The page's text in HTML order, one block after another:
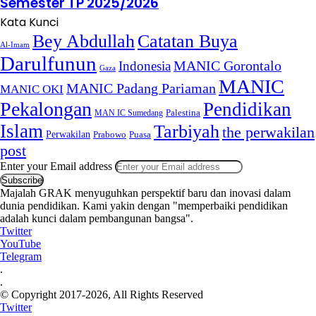
Kata Kunci
Al-Imam Bey AbdullahCatatan Buya
Darulfunun Gaza IndonesiaMANIC Gorontalo
MANIC OKI MANIC Padang Pariaman MANIC
Pekalongan MAN IC Sumedang Palestina Pendidikan
Islam Perwakilan Prabowo Puasa Tarbiyahthe perwakilan
post
Enter your Email address
Majalah GRAK menyuguhkan perspektif baru dan inovasi dalam
dunia pendidikan. Kami yakin dengan "memperbaiki pendidikan
adalah kunci dalam pembangunan bangsa".
Twitter
YouTube
Telegram
.
.
© Copyright 2017-2026, All Rights Reserved
Twitter